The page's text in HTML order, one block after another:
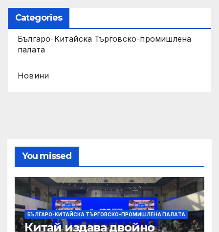
Categories
Българо-Китайска Търговско-промишлена
палaта
Новини
You missed
БЪЛГАРО-КИТАЙСКА ТЪРГОВСКО-ПРОМИШЛЕНА ПАЛAТА
Китай издава двойно